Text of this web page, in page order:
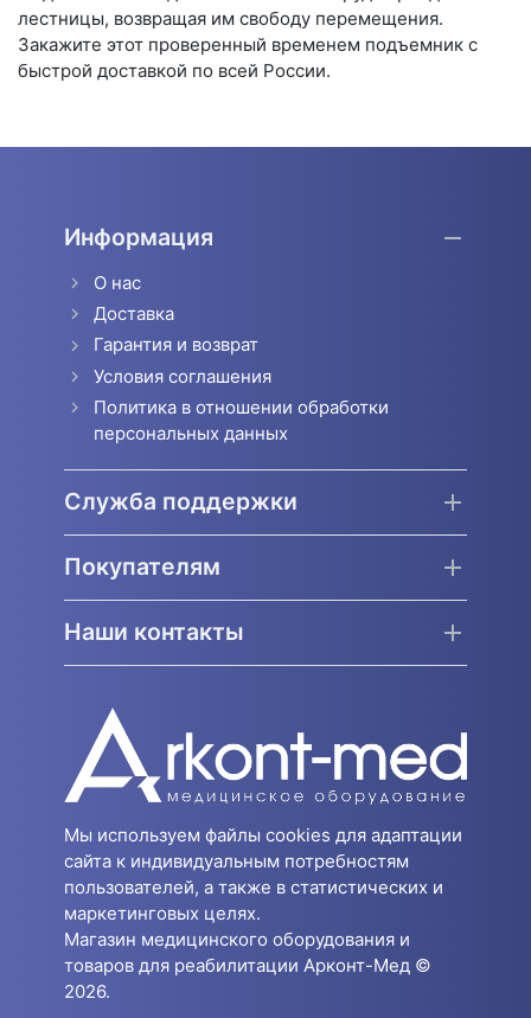
лестницы, возвращая им свободу перемещения.
Закажите этот проверенный временем подъемник с
быстрой доставкой по всей России.
Информация
О нас
Доставка
Гарантия и возврат
Условия соглашения
Политика в отношении обработки
персональных данных
Служба поддержки
Покупателям
Наши контакты
Мы используем файлы cookies для адаптации
сайта к индивидуальным потребностям
пользователей, а также в статистических и
маркетинговых целях.
Магазин медицинского оборудования и
товаров для реабилитации Арконт-Мед ©
2026.